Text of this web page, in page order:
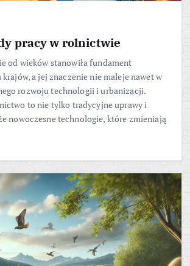
pracy w rolnictwie
od wieków stanowiła fundament
a jej znaczenie nie maleje nawet w
rozwoju technologii i urbanizacji.
to nie tylko tradycyjne uprawy i
nowoczesne technologie, które zmieniają